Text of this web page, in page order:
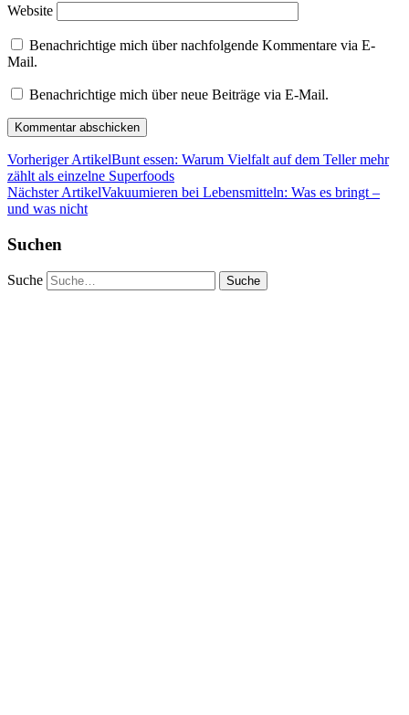
Website
Benachrichtige mich über nachfolgende Kommentare via E-
Mail.
Benachrichtige mich über neue Beiträge via E-Mail.
Vorheriger ArtikelBunt essen: Warum Vielfalt auf dem Teller mehr
zählt als einzelne Superfoods
Nächster ArtikelVakuumieren bei Lebensmitteln: Was es bringt –
und was nicht
Suchen
Suche